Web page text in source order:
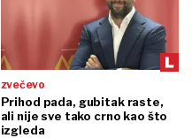
zvečevo
Prihod pada, gubitak raste,
ali nije sve tako crno kao što
izgleda